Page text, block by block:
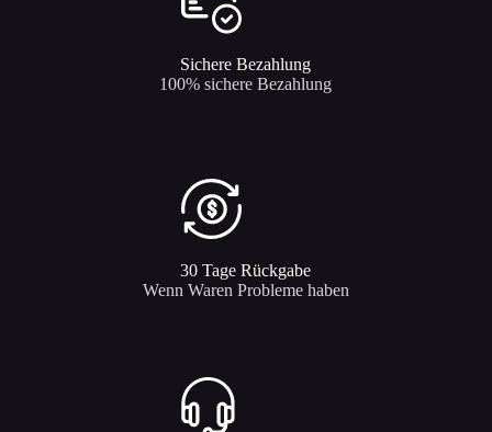
Sichere Bezahlung
100% sichere Bezahlung
30 Tage Rückgabe
Wenn Waren Probleme haben